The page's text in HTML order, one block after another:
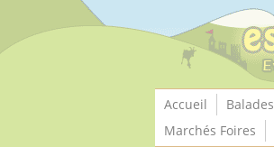
Accueil Balades
Marchés Foires
Panneau de gestion des cookies